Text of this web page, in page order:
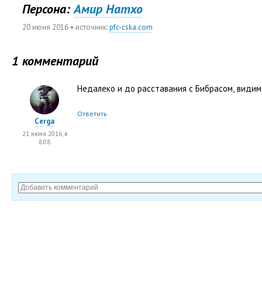
Персона: Амир Натхо
20 июня 2016 • источник:pfc-cska.com
1 комментарий
Недалеко и до расставания с Бибрасом,
Ответить
Cerga
21 июня 2016, в
8:08